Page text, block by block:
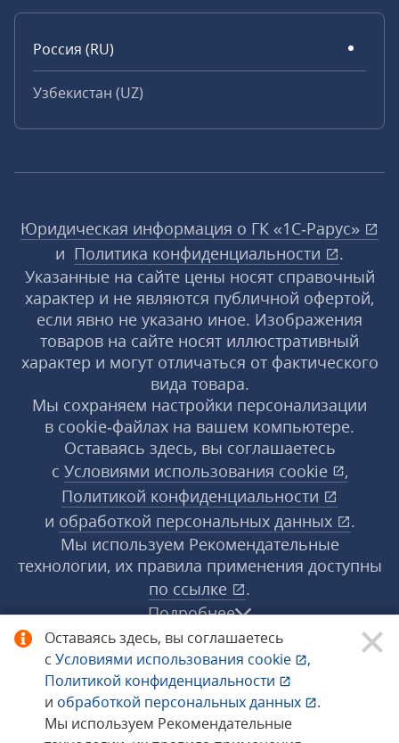
Оставаясь здесь, вы соглашаетесь
с Условиями использования cookie
,
Политикой конфиденциальности
и обработкой персональных данных
.
Мы используем Рекомендательные
Россия (RU)
Узбекистан (UZ)
Юридическая информация о ГК «1С‑Рарус»
и Политика конфиденциальности
.
Указанные на сайте цены носят справочный
характер и не являются публичной офертой,
если явно не указано иное. Изображения
товаров на сайте носят иллюстративный
характер и могут отличаться от фактического
вида товара.
Мы сохраняем настройки персонализации
в cookie‑файлах на вашем компьютере.
Оставаясь здесь, вы соглашаетесь
с Условиями использования cookie
,
Политикой конфиденциальности
и обработкой персональных данных
.
Мы используем Рекомендательные
технологии, их правила применения доступны
по ссылке
.
Подробнее
© 1998−2026 «1С‑Рарус» ®. Все права
защищены.